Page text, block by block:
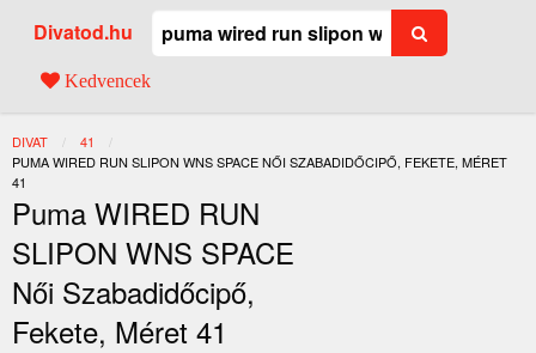
Divatod.hu
Kedvencek
DIVAT
41
JELENLEGI:
PUMA WIRED RUN SLIPON WNS SPACE NŐI SZABADIDŐCIPŐ, FEKETE, MÉRET
41
Puma WIRED RUN
SLIPON WNS SPACE
Női Szabadidőcipő,
Fekete, Méret 41